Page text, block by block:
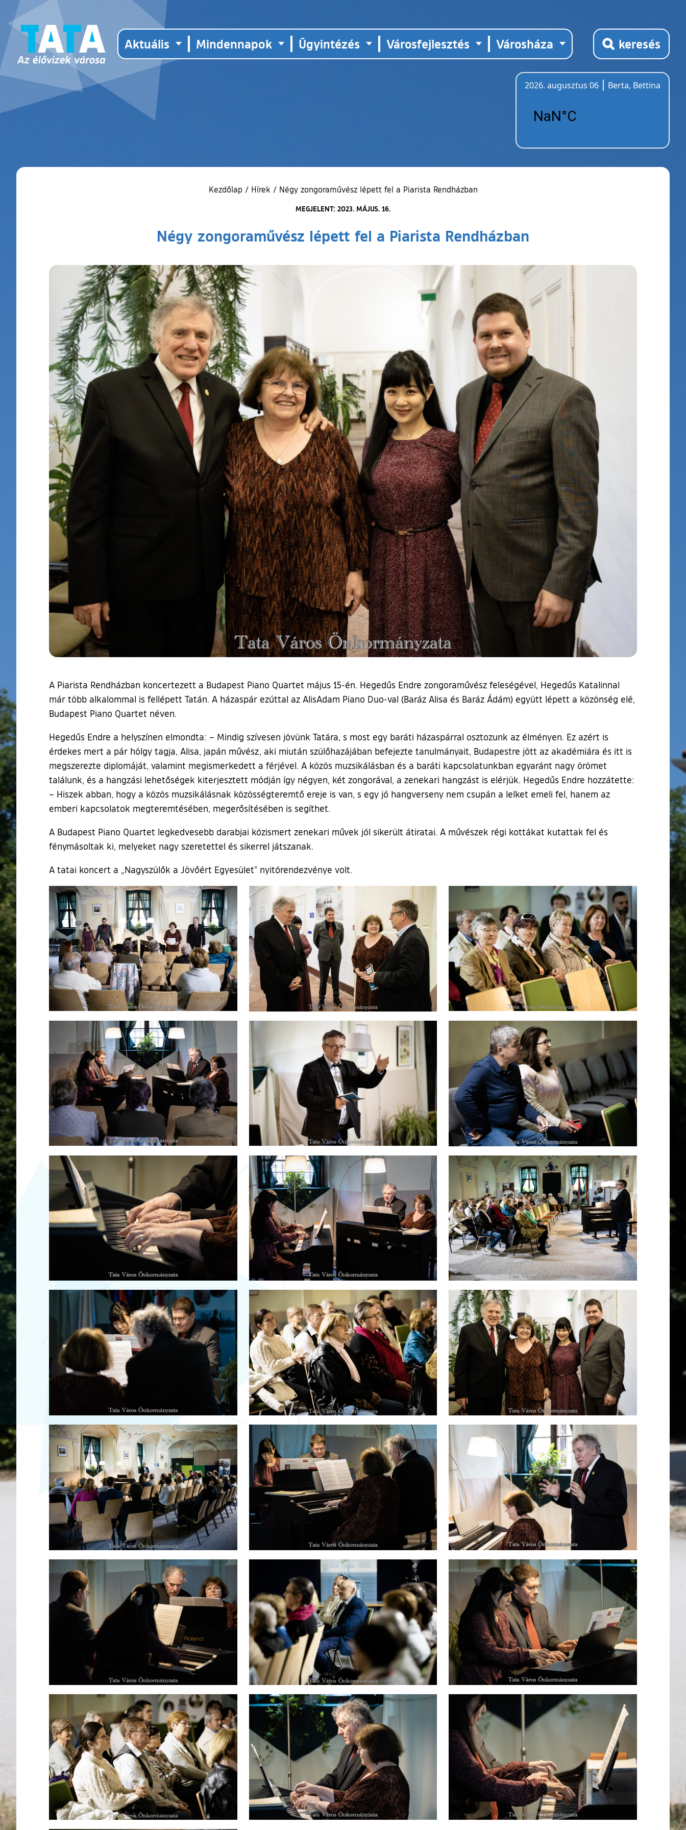
Aktuális Mindennapok Ügyintézés Városfejlesztés Városháza keresés
2026. augusztus 06
Berta, Bettina
Kezdőlap / Hírek / Négy zongoraművész lépett fel a Piarista Rendházban
MEGJELENT: 2023. MÁJUS. 16.
Négy zongoraművész lépett fel a Piarista Rendházban
A Piarista Rendházban koncertezett a Budapest Piano Quartet május 15-én. Hegedűs Endre zongoraművész feleségével, Hegedűs Katalinnal
már több alkalommal is fellépett Tatán. A házaspár ezúttal az AlisAdam Piano Duo-val (Baráz Alisa és Baráz Ádám) együtt lépett a közönség elé,
Budapest Piano Quartet néven.
Hegedűs Endre a helyszínen elmondta: – Mindig szívesen jövünk Tatára, s most egy baráti házaspárral osztozunk az élményen. Ez azért is
érdekes mert a pár hölgy tagja, Alisa, japán művész, aki miután szülőhazájában befejezte tanulmányait, Budapestre jött az akadémiára és itt is
megszerezte diplomáját, valamint megismerkedett a férjével. A közös muzsikálásban és a baráti kapcsolatunkban egyaránt nagy örömet
találunk, és a hangzási lehetőségek kiterjesztett módján így négyen, két zongorával, a zenekari hangzást is elérjük. Hegedűs Endre hozzátette:
– Hiszek abban, hogy a közös muzsikálásnak közösségteremtő ereje is van, s egy jó hangverseny nem csupán a lelket emeli fel, hanem az
emberi kapcsolatok megteremtésében, megerősítésében is segíthet.
A Budapest Piano Quartet legkedvesebb darabjai közismert zenekari művek jól sikerült átiratai. A művészek régi kottákat kutattak fel és
fénymásoltak ki, melyeket nagy szeretettel és sikerrel játszanak.
A tatai koncert a „Nagyszülők a Jövőért Egyesület” nyitórendezvénye volt.
Ugrás a galéria utánra